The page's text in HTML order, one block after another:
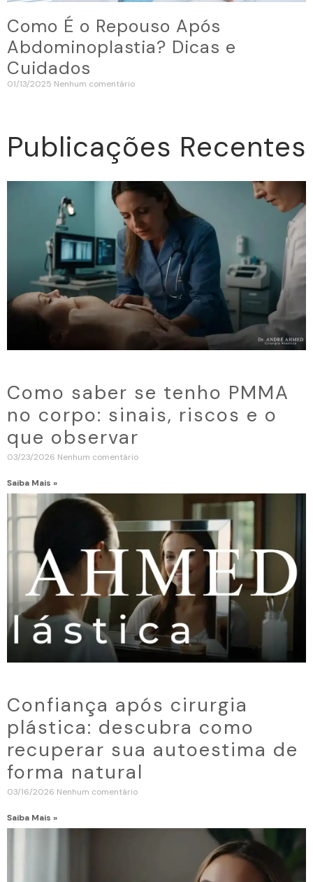
Como É o Repouso Após
Abdominoplastia? Dicas e
Cuidados
01/13/2025 Nenhum comentário
Publicações Recentes
Como saber se tenho PMMA
no corpo: sinais, riscos e o
que observar
03/23/2026 Nenhum comentário
Saiba Mais »
Confiança após cirurgia
plástica: descubra como
recuperar sua autoestima de
forma natural
03/16/2026 Nenhum comentário
Saiba Mais »